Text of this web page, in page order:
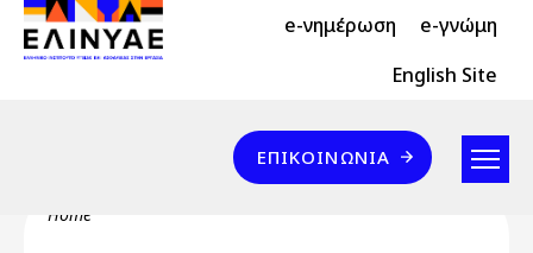
Skip to main content
Header Top 2 e-νημέρωση e-γνώμη
Header Top English Site
Επικοινωνία
ΕΠΙΚΟΙΝΩΝΊΑ
Breadcrumb
Home